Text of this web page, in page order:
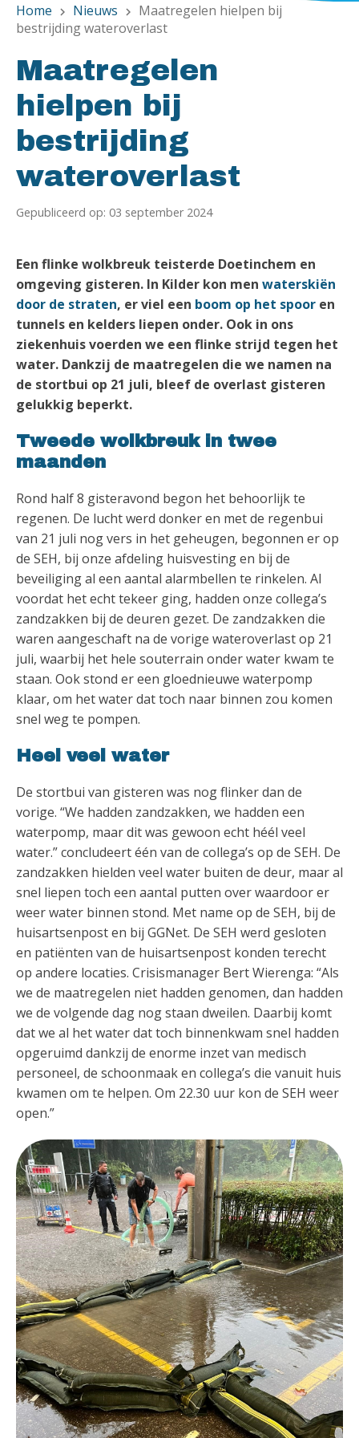
Home chevron_right Nieuws chevron_right
Maatregelen hielpen bij
bestrijding wateroverlast
Maatregelen
hielpen bij
bestrijding
wateroverlast
Gepubliceerd op: 03 september 2024
Een flinke wolkbreuk teisterde Doetinchem en
omgeving gisteren. In Kilder kon men waterskiën
door de straten, er viel een boom op het spoor en
tunnels en kelders liepen onder. Ook in ons
ziekenhuis voerden we een flinke strijd tegen het
water. Dankzij de maatregelen die we namen na
de stortbui op 21 juli, bleef de overlast gisteren
gelukkig beperkt.
Tweede wolkbreuk in twee
maanden
Rond half 8 gisteravond begon het behoorlijk te
regenen. De lucht werd donker en met de regenbui
van 21 juli nog vers in het geheugen, begonnen er op
de SEH, bij onze afdeling huisvesting en bij de
beveiliging al een aantal alarmbellen te rinkelen. Al
voordat het echt tekeer ging, hadden onze collega’s
zandzakken bij de deuren gezet. De zandzakken die
waren aangeschaft na de vorige wateroverlast op 21
juli, waarbij het hele souterrain onder water kwam te
staan. Ook stond er een gloednieuwe waterpomp
klaar, om het water dat toch naar binnen zou komen
snel weg te pompen.
Heel veel water
De stortbui van gisteren was nog flinker dan de
vorige. “We hadden zandzakken, we hadden een
waterpomp, maar dit was gewoon echt héél veel
water.” concludeert één van de collega’s op de SEH. De
zandzakken hielden veel water buiten de deur, maar al
snel liepen toch een aantal putten over waardoor er
weer water binnen stond. Met name op de SEH, bij de
huisartsenpost en bij GGNet. De SEH werd gesloten
en patiënten van de huisartsenpost konden terecht
op andere locaties. Crisismanager Bert Wierenga: “Als
we de maatregelen niet hadden genomen, dan hadden
we de volgende dag nog staan dweilen. Daarbij komt
dat we al het water dat toch binnenkwam snel hadden
opgeruimd dankzij de enorme inzet van medisch
personeel, de schoonmaak en collega’s die vanuit huis
kwamen om te helpen. Om 22.30 uur kon de SEH weer
open.”